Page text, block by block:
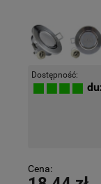
Dostępność:
Cena nie
Cena: